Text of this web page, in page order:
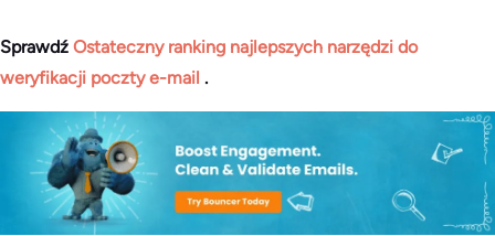
Sprawdź Ostateczny ranking najlepszych narzędzi do
weryfikacji poczty e-mail .